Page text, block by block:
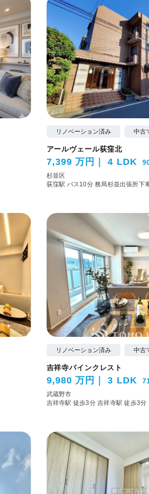
リノベーション済み 中古
アールヴェール荻窪北
7,399 万円 4 LDK
杉並区
荻窪駅 バス10分 務局杉並出張所下
リノベーション済み 中古
吉祥寺パインクレスト
9,980 万円 3 LDK
武蔵野市
吉祥寺駅 徒歩3分吉祥寺駅 徒歩3分